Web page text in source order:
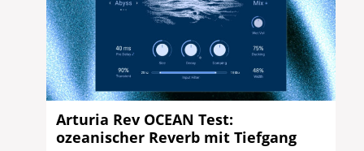
Arturia Rev OCEAN Test:
ozeanischer Reverb mit Tiefgang